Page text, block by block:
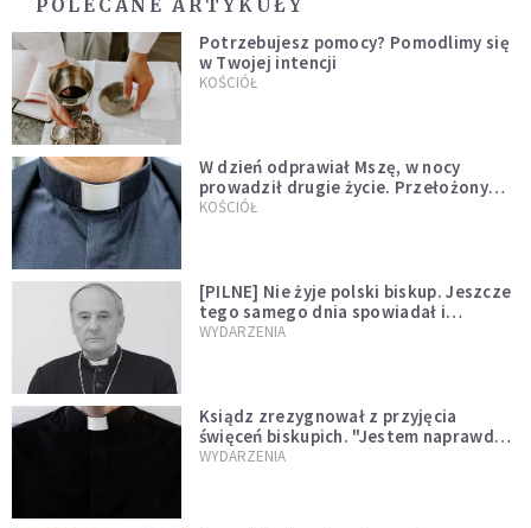
POLECANE ARTYKUŁY
Potrzebujesz pomocy? Pomodlimy się
w Twojej intencji
KOŚCIÓŁ
W dzień odprawiał Mszę, w nocy
prowadził drugie życie. Przełożony
kazał mu opuścić zakon
KOŚCIÓŁ
[PILNE] Nie żyje polski biskup. Jeszcze
tego samego dnia spowiadał i
sprawował Mszę świętą
WYDARZENIA
Ksiądz zrezygnował z przyjęcia
święceń biskupich. "Jestem naprawdę
niegodny"
WYDARZENIA